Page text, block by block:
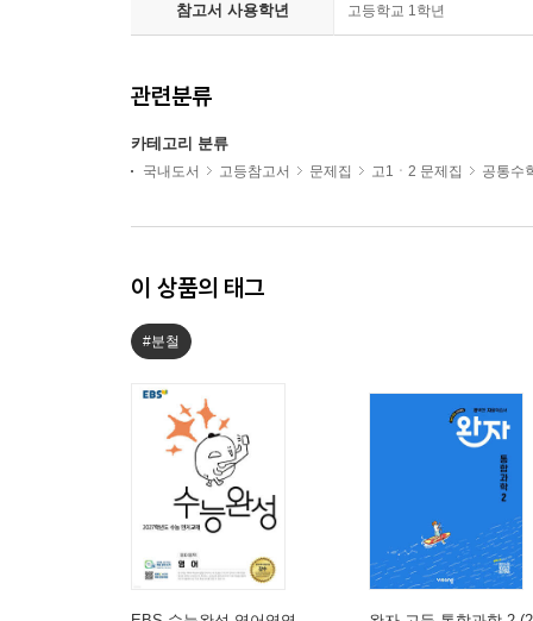
참고서 사용학년 고등학교 1학년
관련분류
카테고리 분류
국내도서 고등참고서 문제집 고1ㆍ2 문제집 공통수
이 상품의 태그
#분철